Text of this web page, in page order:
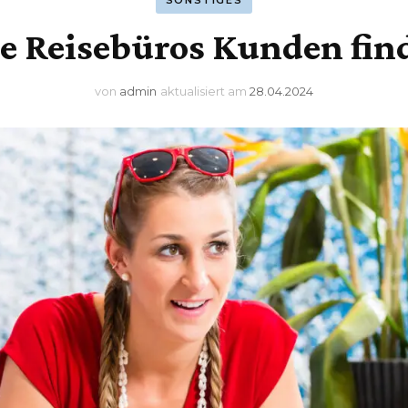
Reisebüros Kunden
von admin aktualisiert am 28.04.2024